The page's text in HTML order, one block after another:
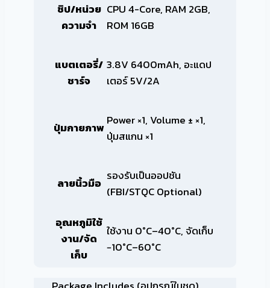
ชิป/หน่วย
ความจำ
CPU 4-Core, RAM 2GB,
ROM 16GB
แบตเตอรี่/
ชาร์จ
3.8V 6400mAh, อะแดป
เตอร์ 5V/2A
ปุ่มกายภาพPower ×1, Volume ± ×1,
ปุ่มสแกน ×1
ลายนิ้วมือ รองรับเป็นออปชัน
(FBI/STQC Optional)
อุณหภูมิใช้
งาน/จัด
เก็บ
ใช้งาน 0°C–40°C, จัดเก็บ
−10°C–60°C